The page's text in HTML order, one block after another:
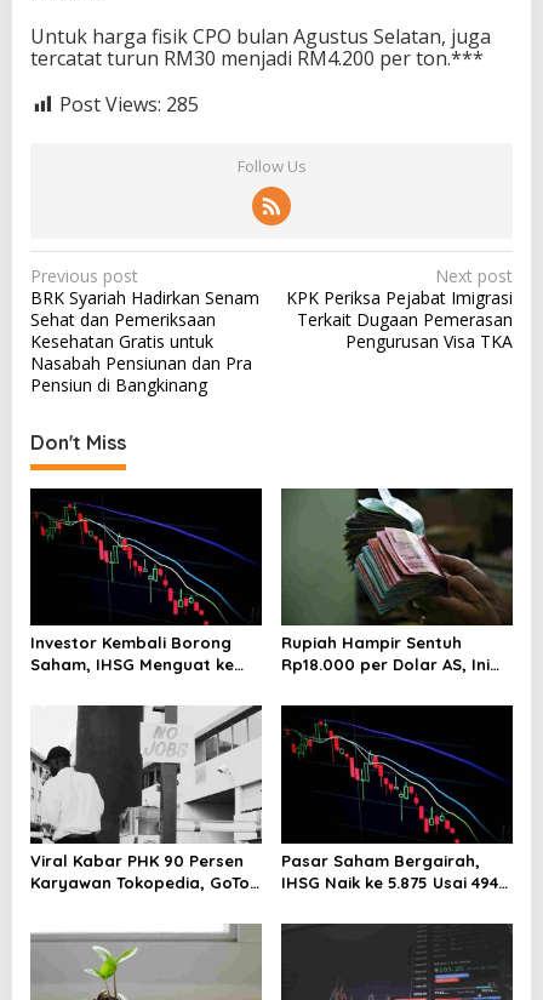
Untuk harga fisik CPO bulan Agustus Selatan, juga
tercatat turun RM30 menjadi RM4.200 per ton.***
Post Views: 285
Follow Us
P
o
s
t
a
v
i
g
i
o
Previous post
BRK Syariah Hadirkan Senam
Sehat dan Pemeriksaan
Kesehatan Gratis untuk
Nasabah Pensiunan dan Pra
Pensiun di Bangkinang
Next post
KPK Periksa Pejabat Imigrasi
Terkait Dugaan Pemerasan
Pengurusan Visa TKA
Don't Miss
Investor Kembali Borong
Saham, IHSG Menguat ke
Rupiah Hampir Sentuh
Rp18.000 per Dolar AS, Ini
Indonesia
Viral Kabar PHK 90 Persen
Karyawan Tokopedia, GoTo
Pasar Saham Bergairah,
IHSG Naik ke 5.875 Usai 494